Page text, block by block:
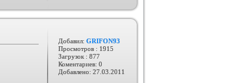
Добавил: GRIFON93
Просмотров : 1915
Загрузок : 877
Коментариев: 0
Добавлено: 27.03.2011